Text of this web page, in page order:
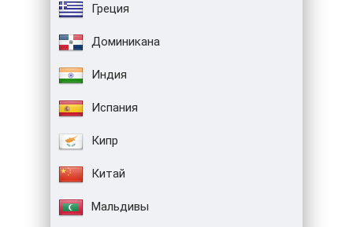
Греция
Доминикана
Индия
Испания
Кипр
Китай
Мальдивы